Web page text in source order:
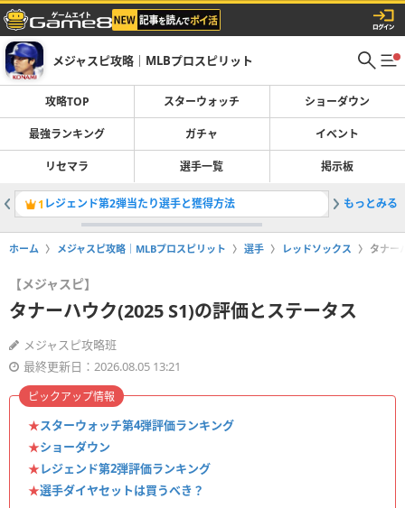
メジャスピ攻略｜MLBプロスピリット
攻略TOP スターウォッチ ショーダウン
最強ランキング ガチャ イベント
リセマラ 選手一覧 掲示板
1 レジェンド第2弾当たり選手と獲得方法 2最強選
もっとみる
ホーム メジャスピ攻略｜MLBプロスピリット 選手 レッドソックス タナー
【メジャスピ】
タナーハウク(2025 S1)の評価とステータス
メジャスピ攻略班
最終更新日：2026.08.05 13:21
★スターウォッチ第4弾評価ランキング
★ショーダウン
★レジェンド第2弾評価ランキング
★選手ダイヤセットは買うべき？
ピックアップ情報